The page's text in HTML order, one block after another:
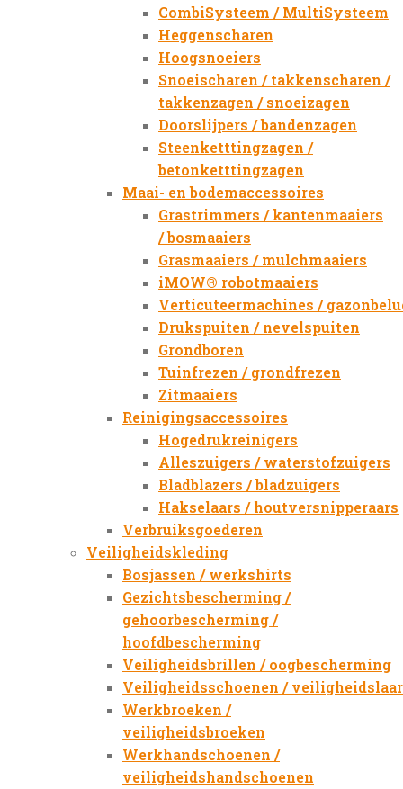
CombiSysteem / MultiSysteem
Heggenscharen
Hoogsnoeiers
Snoeischaren / takkenscharen /
takkenzagen / snoeizagen
Doorslijpers / bandenzagen
Steenketttingzagen /
betonketttingzagen
Maai- en bodemaccessoires
Grastrimmers / kantenmaaiers
/ bosmaaiers
Grasmaaiers / mulchmaaiers
iMOW® robotmaaiers
Verticuteermachines /
Drukspuiten / nevelspuiten
Grondboren
Tuinfrezen / grondfrezen
Zitmaaiers
Reinigingsaccessoires
Hogedrukreinigers
Alleszuigers / waterstofzuigers
Bladblazers / bladzuigers
Hakselaars / houtversnipperaars
Verbruiksgoederen
Veiligheidskleding
Bosjassen / werkshirts
Gezichtsbescherming /
gehoorbescherming /
hoofdbescherming
Veiligheidsbrillen / oogbescherming
Veiligheidsschoenen /
Werkbroeken /
veiligheidsbroeken
Werkhandschoenen /
veiligheidshandschoenen